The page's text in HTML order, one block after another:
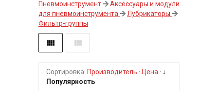
Пневмоинструмент
Аксессуары и модули
для пневмоинструмента
Лубрикаторы
Фильтр-группы
Сортировка: Производитель · Цена · ↓
Популярность